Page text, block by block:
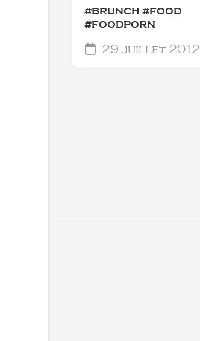
#BRUNCH #FOOD
#FOODPORN
29 juillet 2012